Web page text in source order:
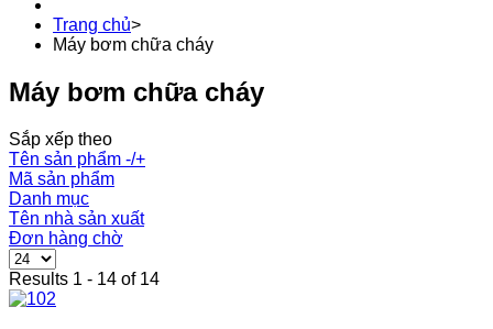
Trang chủ>
Máy bơm chữa cháy
Máy bơm chữa cháy
Sắp xếp theo
Tên sản phẩm -/+
Mã sản phẩm
Danh mục
Tên nhà sản xuất
Đơn hàng chờ
Results 1 - 14 of 14